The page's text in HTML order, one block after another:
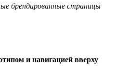
брендированные страницы
и навигацией вверху